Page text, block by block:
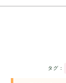
タグ：